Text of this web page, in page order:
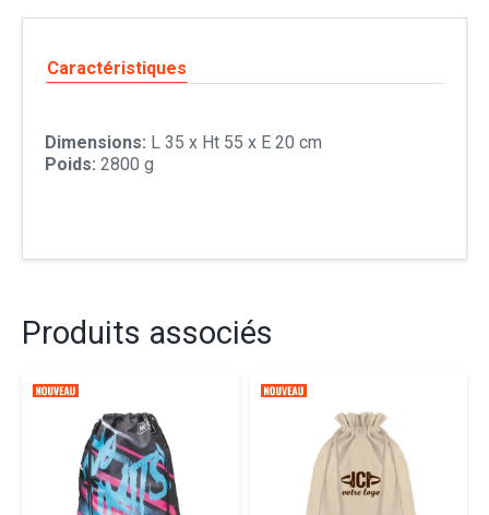
Caractéristiques
Dimensions: L 35 x Ht 55 x E 20 cm
Poids: 2800 g
Produits associés